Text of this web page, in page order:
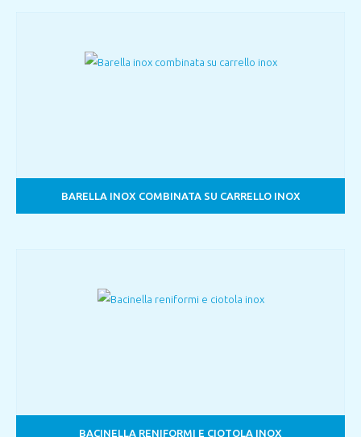
BARELLA INOX COMBINATA SU CARRELLO INOX
BACINELLA RENIFORMI E CIOTOLA INOX